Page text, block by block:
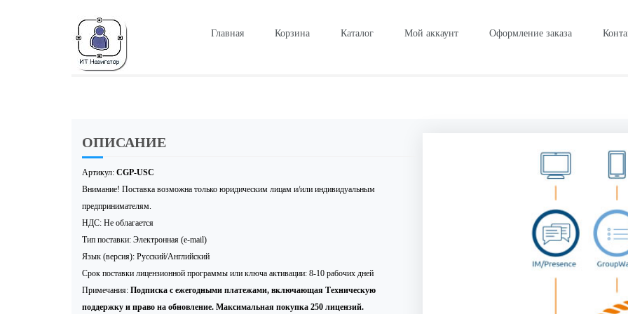
Главная Корзина Каталог Мой аккаунт Оформление заказа
ОПИСАНИЕ
Артикул: CGP-USC
Внимание! Поставка возможна только юридическим лицам и/или индивидуальным
предпринимателям.
НДС: Не облагается
Тип поставки: Электронная (e-mail)
Язык (версия): Русский/Английский
Срок поставки лицензионной программы или ключа активации: 8-10 рабочих дней
Примечания: Подписка с ежегодными платежами, включающая Техническую
поддержку и право на обновление. Максимальная покупка 250 лицензий.